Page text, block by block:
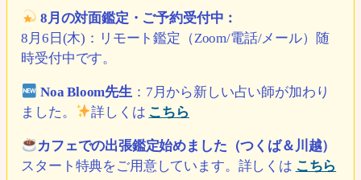
8月の対面鑑定・ご予約受付中：
8月6日(木)：リモート鑑定（Zoom/電話/メール）随
時受付中です。
Noa Bloom先生：7月から新しい占い師が加わり
ました。
詳しくは こちら
カフェでの出張鑑定始めました（つくば＆川越）
スタート特典をご用意しています。詳しくは こちら